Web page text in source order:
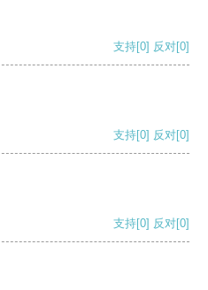
支持[0] 反对[0]
支持[0] 反对[0]
支持[0] 反对[0]